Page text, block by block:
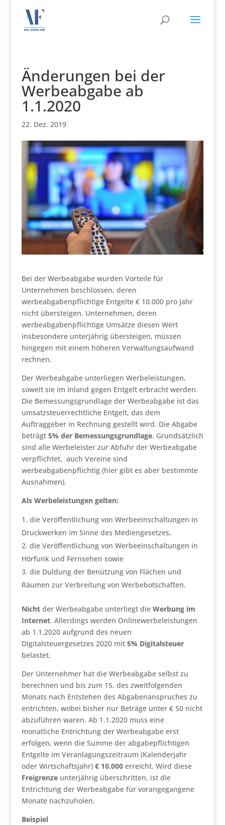
Änderungen bei der
Werbeabgabe ab
1.1.2020
22. Dez. 2019
Bei der Werbeabgabe wurden Vorteile für
Unternehmen beschlossen, deren
werbeabgabenpflichtige Entgelte € 10.000 pro Jahr
nicht übersteigen. Unternehmen, deren
werbeabgabenpflichtige Umsätze diesen Wert
insbesondere unterjährig übersteigen, müssen
hingegen mit einem höheren Verwaltungsaufwand
rechnen.
Der Werbeabgabe unterliegen Werbeleistungen,
soweit sie im Inland gegen Entgelt erbracht werden.
Die Bemessungsgrundlage der Werbeabgabe ist das
umsatzsteuerrechtliche Entgelt, das dem
Auftraggeber in Rechnung gestellt wird. Die Abgabe
beträgt 5% der Bemessungsgrundlage. Grundsätzlich
sind alle Werbeleister zur Abfuhr der Werbeabgabe
verpflichtet, auch Vereine sind
werbeabgabenpflichtig (hier gibt es aber bestimmte
Ausnahmen).
Als Werbeleistungen gelten:
die Veröffentlichung von Werbeeinschaltungen in
Druckwerken im Sinne des Mediengesetzes,
die Veröffentlichung von Werbeeinschaltungen in
Hörfunk und Fernsehen sowie
die Duldung der Benützung von Flächen und
Räumen zur Verbreitung von Werbebotschaften.
Nicht der Werbeabgabe unterliegt die Werbung im
Internet. Allerdings werden Onlinewerbeleistungen
ab 1.1.2020 aufgrund des neuen
Digitalsteuergesetzes 2020 mit5% Digitalsteuer
belastet.
Der Unternehmer hat die Werbeabgabe selbst zu
berechnen und bis zum 15. des zweitfolgenden
Monats nach Entstehen des Abgabenanspruches zu
entrichten, wobei bisher nur Beträge unter € 50 nicht
abzuführen waren. Ab 1.1.2020 muss eine
monatliche Entrichtung der Werbeabgabe erst
erfolgen, wenn die Summe der abgabepflichtigen
Entgelte im Veranlagungszeitraum (Kalenderjahr
oder Wirtschaftsjahr)€ 10.000erreicht. Wird diese
Freigrenze unterjährig überschritten, ist die
Entrichtung der Werbeabgabe für vorangegangene
Monate nachzuholen.
Beispiel